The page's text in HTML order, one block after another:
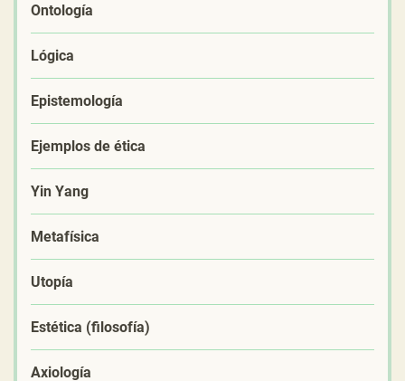
Ontología
Lógica
Epistemología
Ejemplos de ética
Yin Yang
Metafísica
Utopía
Estética (filosofía)
Axiología